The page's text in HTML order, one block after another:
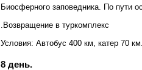
Биосферного заповедника. По пути
.Возвращение в туркомплекс
Условия: Автобус 400 км, катер 70 км.
8 день.